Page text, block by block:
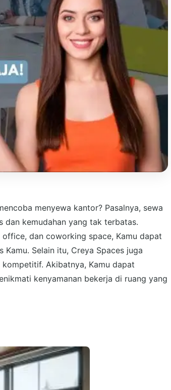
menyewa kantor? Pasalnya, sewa
dan kemudahan yang tak terbatas.
dan coworking space, Kamu dapat
Selain itu, Creya Spaces juga
Akibatnya, Kamu dapat
kenyamanan bekerja di ruang yang